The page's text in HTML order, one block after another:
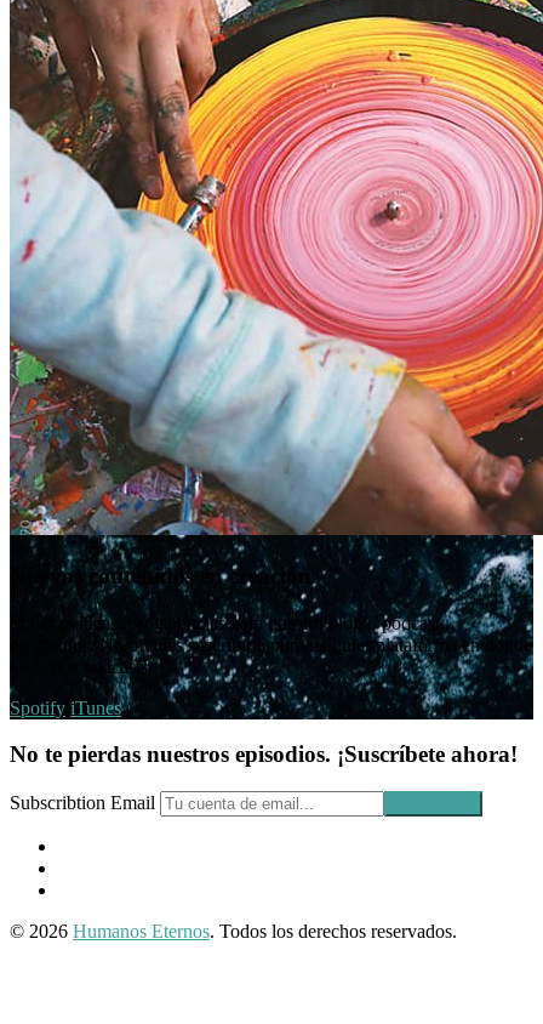
Nuevos contenidos en creación
Si tienes ideas o sugerencias para nuestro blog o podcast,
escríbenos. No olvides suscribirte por cualquier plataforma en donde
escuches podcasts.
Spotify iTunes
No te pierdas nuestros episodios. ¡Suscríbete ahora!
Subscribtion Email
© 2026 Humanos Eternos. Todos los derechos reservados.